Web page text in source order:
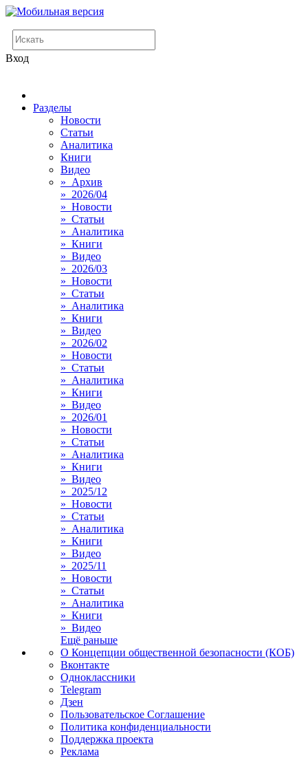
Вход
Разделы
Новости
Статьи
Аналитика
Книги
Видео
» Архив
» 2026/04
» Новости
» Статьи
» Аналитика
» Книги
» Видео
» 2026/03
» Новости
» Статьи
» Аналитика
» Книги
» Видео
» 2026/02
» Новости
» Статьи
» Аналитика
» Книги
» Видео
» 2026/01
» Новости
» Статьи
» Аналитика
» Книги
» Видео
» 2025/12
» Новости
» Статьи
» Аналитика
» Книги
» Видео
» 2025/11
» Новости
» Статьи
» Аналитика
» Книги
» Видео
Ещё раньше
О Концепции общественной безопасности (КОБ)
Вконтакте
Одноклассники
Telegram
Дзен
Пользовательское Соглашение
Политика конфиденциальности
Поддержка проекта
Реклама